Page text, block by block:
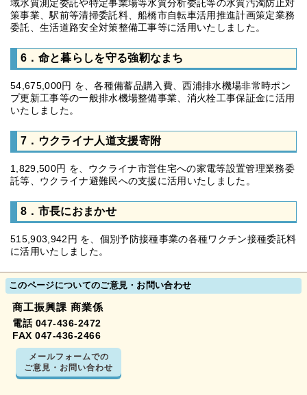
域水質測定委託や特定事業場等水質分析委託等の水質汚濁防止対
策事業、駅前等清掃委託料、船橋市自転車活用推進計画策定業務
委託、生活道路安全対策整備工事等に活用いたしました。
6．命と暮らしを守る強靭なまち
54,675,000円 を、各種備蓄品購入費、西浦排水機場非常時ポン
プ更新工事等の一般排水機場整備事業、消火栓工事保証金に活用
いたしました。
7．ウクライナ人道支援寄附
1,829,500円 を、ウクライナ市営住宅への家電等設置管理業務委
託等、ウクライナ避難民への支援に活用いたしました。
8．市長におまかせ
515,903,942円 を、個別予防接種事業の各種ワクチン接種委託料
に活用いたしました。
このページについてのご意見・お問い合わせ
商工振興課 商業係
電話 047-436-2472
FAX 047-436-2466
メールフォームでの
ご意見・お問い合わせ